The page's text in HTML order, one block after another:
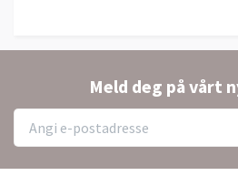
Meld deg på vårt